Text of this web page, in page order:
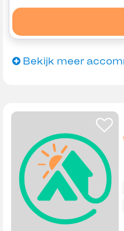
Bekijk meer